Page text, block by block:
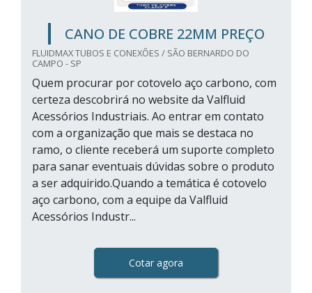
CANO DE COBRE 22MM PREÇO
FLUIDMAX TUBOS E CONEXÕES / SÃO BERNARDO DO
CAMPO - SP
Quem procurar por cotovelo aço carbono, com
certeza descobrirá no website da Valfluid
Acessórios Industriais. Ao entrar em contato
com a organização que mais se destaca no
ramo, o cliente receberá um suporte completo
para sanar eventuais dúvidas sobre o produto
a ser adquirido.Quando a temática é cotovelo
aço carbono, com a equipe da Valfluid
Acessórios Industr...
Cotar agora